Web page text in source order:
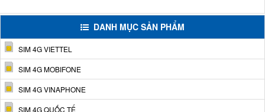
DANH MỤC SẢN PHẨM
SIM 4G VIETTEL
SIM 4G MOBIFONE
SIM 4G VINAPHONE
SIM 4G QUỐC TẾ